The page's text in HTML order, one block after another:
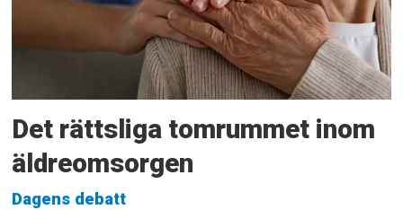
Det rättsliga tomrummet inom
äldreomsorgen
Dagens debatt